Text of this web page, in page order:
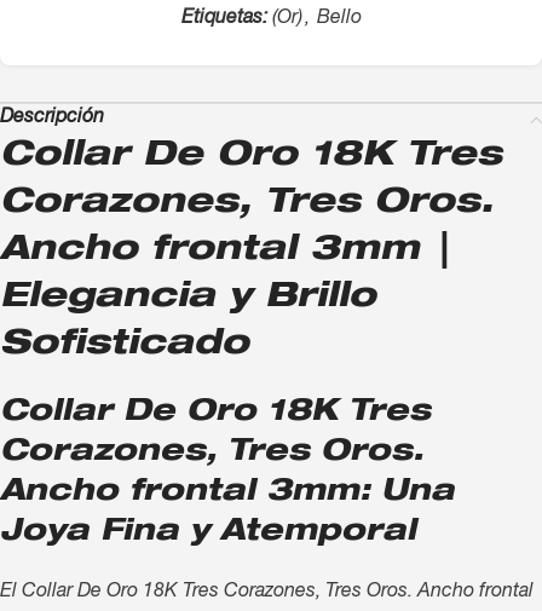
Etiquetas: (Or), Bello
Descripción
Collar De Oro 18K Tres
Corazones, Tres Oros.
Ancho frontal 3mm |
Elegancia y Brillo
Sofisticado
Collar De Oro 18K Tres
Corazones, Tres Oros.
Ancho frontal 3mm: Una
Joya Fina y Atemporal
El Collar De Oro 18K Tres Corazones, Tres Oros. Ancho frontal